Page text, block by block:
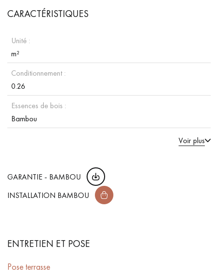
CARACTÉRISTIQUES
Unité :
m²
Conditionnement :
0.26
Essences de bois :
Bambou
Voir plus
GARANTIE - BAMBOU
INSTALLATION BAMBOU
ENTRETIEN ET POSE
Pose terrasse